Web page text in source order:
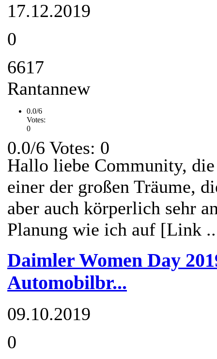
17.12.2019
0
6617
Rantannew
0.0/6
Votes:
0
0.0/6 Votes: 0
Hallo liebe Community,
einer der großen Träume,
aber auch körperlich sehr
Planung wie ich auf [Link
Daimler Women Day
Automobilbr...
09.10.2019
0